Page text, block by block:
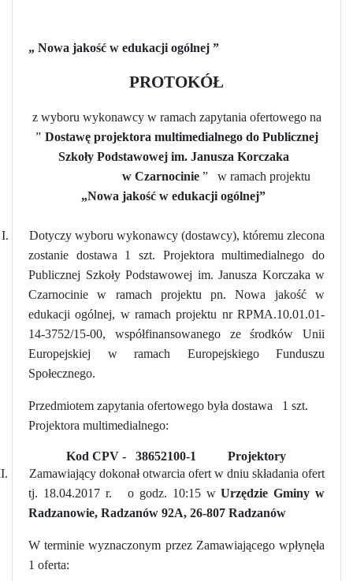
„ Nowa jakość w edukacji ogólnej ”
PROTOKÓŁ
z wyboru wykonawcy w ramach zapytania ofertowego na
” Dostawę projektora multimedialnego do Publicznej
Szkoły Podstawowej im. Janusza Korczaka
w Czarnocinie ”
w ramach projektu
„Nowa jakość w edukacji ogólnej”
I.
Dotyczy wyboru wykonawcy (dostawcy), któremu zlecona
zostanie dostawa 1 szt. Projektora multimedialnego do
Publicznej Szkoły Podstawowej im. Janusza Korczaka w
Czarnocinie w ramach projektu pn. Nowa jakość w
edukacji ogólnej, w ramach projektu nr RPMA.10.01.01-
14-3752/15-00, współfinansowanego ze środków Unii
Europejskiej w ramach Europejskiego Funduszu
Społecznego.
Przedmiotem zapytania ofertowego była dostawa
1 szt.
Projektora multimedialnego:
Kod CPV - 38652100-1
Projektory
Zamawiający dokonał otwarcia ofert w dniu składania ofert
tj. 18.04.2017 r.
o godz. 10:15 wUrzędzie Gminy w
Radzanowie, Radzanów 92A, 26-807 Radzanów
W terminie wyznaczonym przez Zamawiającego wpłynęła
1 oferta: